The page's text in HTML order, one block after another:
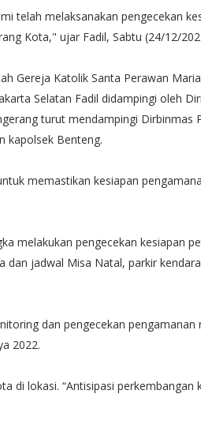
telah melaksanakan pengecekan
Kota," ujar Fadil, Sabtu (24/12/
Gereja Katolik Santa Perawan
Selatan Fadil didampingi oleh
turut mendampingi
kapolsek Benteng.
memastikan kesiapan
melakukan pengecekan kesiapan
dan jadwal Misa Natal, parkir
dan pengecekan
2022.
di lokasi. “Antisipasi